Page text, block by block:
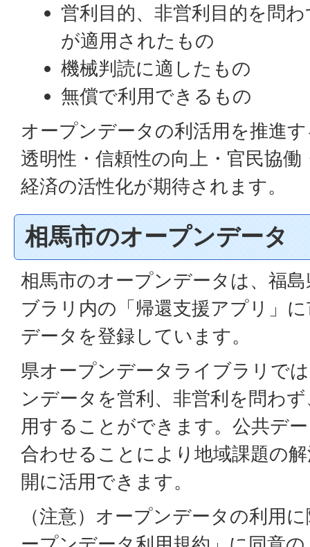
営利目的、非営利目的を問
が適用されたもの
機械判読に適したもの
無償で利用できるもの
オープンデータの利活用を推進
透明性・信頼性の向上・官民協
経済の活性化が期待されます。
相馬市のオープンデータ
相馬市のオープンデータは、福
ブラリ内の「帰還支援アプリ」
データを登録しています。
県オープンデータライブラリで
ンデータを営利、非営利を問わ
用することができます。公共デ
合わせることにより地域課題の
開に活用できます。
（注意）オープンデータの利用